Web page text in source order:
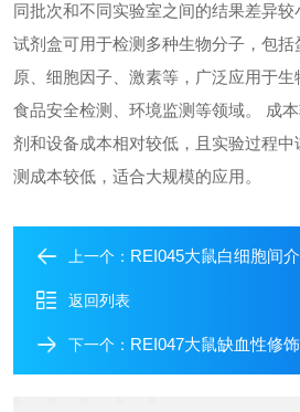
同批次和不同实验室之间的结果差异
试剂盒可用于检测多种生物分子，包
原、细胞因子、激素等，广泛应用于生
食品安全检测、环境监测等领域。 成
剂和设备成本相对较低，且实验过程
测成本较低，适合大规模的应用。
上一个： REI045大鼠白细胞间
返回列表
下一个： REI047大鼠缺血性修